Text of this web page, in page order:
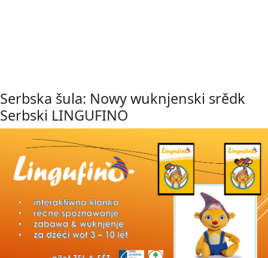
Serbska šula: Nowy wuknjenski srědk
Serbski LINGUFINO